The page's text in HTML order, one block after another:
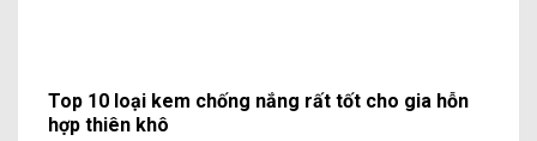
Top 10 loại kem chống nắng rất tốt cho gia hỗn
hợp thiên khô